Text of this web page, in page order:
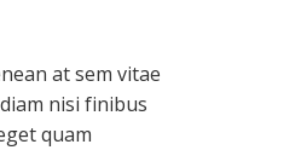
at sem vitae
nisi finibus
quam